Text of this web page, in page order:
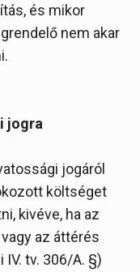
és mikor
nem akar
jogra
jogáról
költséget
kivéve, ha az
az áttérés
tv. 306/A. §)